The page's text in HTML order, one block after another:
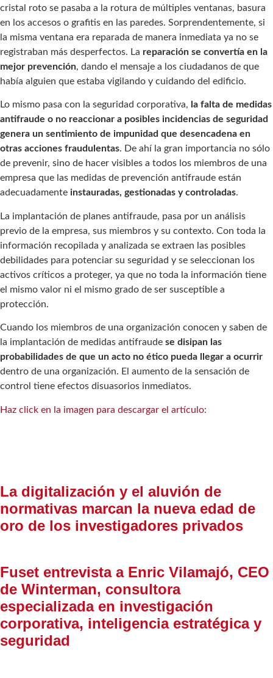
cristal roto se pasaba a la rotura de múltiples ventanas, basura
en los accesos o grafitis en las paredes. Sorprendentemente, si
la misma ventana era reparada de manera inmediata ya no se
registraban más desperfectos. La reparación se convertía en la
mejor prevención, dando el mensaje a los ciudadanos de que
había alguien que estaba vigilando y cuidando del edificio.
Lo mismo pasa con la seguridad corporativa, la falta de medidas
antifraude o no reaccionar a posibles incidencias de seguridad
genera un sentimiento de impunidad que desencadena en
otras acciones fraudulentas. De ahí la gran importancia no sólo
de prevenir, sino de hacer visibles a todos los miembros de una
empresa que las medidas de prevención antifraude están
adecuadamente instauradas, gestionadas y controladas.
La implantación de planes antifraude, pasa por un análisis
previo de la empresa, sus miembros y su contexto. Con toda la
información recopilada y analizada se extraen las posibles
debilidades para potenciar su seguridad y se seleccionan los
activos críticos a proteger, ya que no toda la información tiene
el mismo valor ni el mismo grado de ser susceptible a
protección.
Cuando los miembros de una organización conocen y saben de
la implantación de medidas antifraude se disipan las
probabilidades de que un acto no ético pueda llegar a ocurrir
dentro de una organización. El aumento de la sensación de
control tiene efectos disuasorios inmediatos.
Haz click en la imagen para descargar el artículo:
La digitalización y el aluvión de
normativas marcan la nueva edad de
oro de los investigadores privados
Fuset entrevista a Enric Vilamajó, CEO
de Winterman, consultora
especializada en investigación
corporativa, inteligencia estratégica y
seguridad